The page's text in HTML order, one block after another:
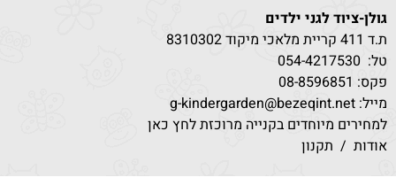
גולן-ציוד לגני ילדים
ת.ד 411 קריית מלאכי מיקוד 8310302
טל:
054-4217530
פקס: 08-8596851
מייל: g-kindergarden@bezeqint.net
למחירים מיוחדים בקנייה מרוכזת לחץ כאן
אודות/ תקנון